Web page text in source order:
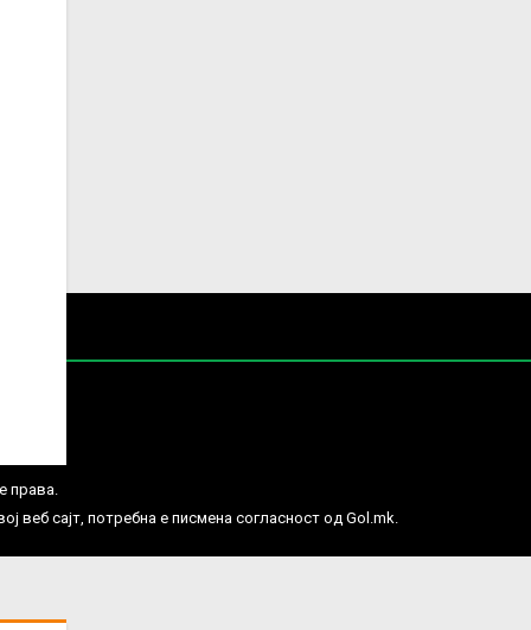
права.
веб сајт, потребна е писмена согласност од Gol.mk.